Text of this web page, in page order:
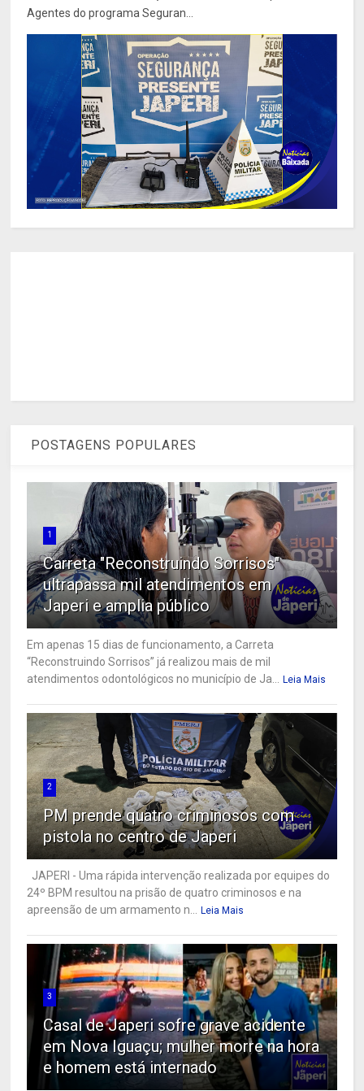
Agentes do programa Seguran...
POSTAGENS POPULARES
1
Carreta "Reconstruindo Sorrisos"
ultrapassa mil atendimentos em
Japeri e amplia público
Em apenas 15 dias de funcionamento, a Carreta
“Reconstruindo Sorrisos” já realizou mais de mil
atendimentos odontológicos no município de Ja...
Leia Mais
2
PM prende quatro criminosos com
pistola no centro de Japeri
JAPERI - Uma rápida intervenção realizada por equipes do
24º BPM resultou na prisão de quatro criminosos e na
apreensão de um armamento n...
Leia Mais
3
Casal de Japeri sofre grave acidente
em Nova Iguaçu; mulher morre na hora
e homem está internado